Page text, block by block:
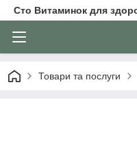
Сто Витаминок для
Товари та послуги